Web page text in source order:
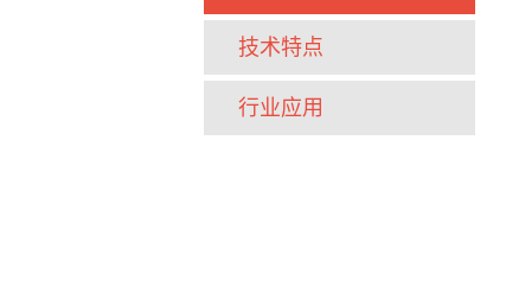
技术特点
行业应用